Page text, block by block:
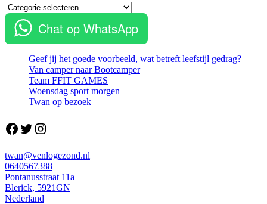
Categorieën
Chat op WhatsApp
Geef jij het goede voorbeeld, wat betreft leefstijl gedrag?
Van camper naar Bootcamper
Team FFIT GAMES
Woensdag sport morgen
Twan op bezoek
Facebook
Twitter
Instagram
twan@venlogezond.nl
0640567388
Pontanusstraat 11a
Blerick, 5921GN
Nederland